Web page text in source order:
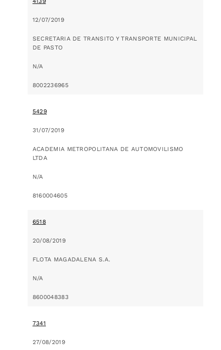
12/07/2019
SECRETARIA DE TRANSITO Y TRANSPORTE MUNICIPAL
DE PASTO
N/A
8002236965
5429
31/07/2019
ACADEMIA METROPOLITANA DE AUTOMOVILISMO
LTDA
N/A
8160004605
6518
20/08/2019
FLOTA MAGADALENA S.A.
N/A
8600048383
7341
27/08/2019